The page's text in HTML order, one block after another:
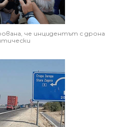
че инцидентът с дрона